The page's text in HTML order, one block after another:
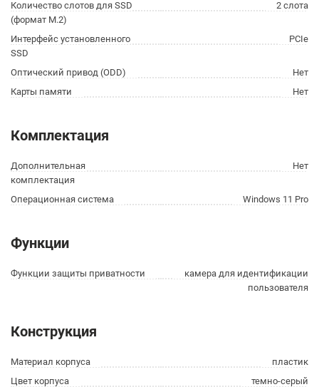
Количество слотов для SSD
(формат M.2)
2 слота
Интерфейс установленного
SSD
PCIe
Оптический привод (ODD)
Нет
Карты памяти
Нет
Комплектация
Дополнительная
комплектация
Нет
Операционная система Windows 11 Pro
Функции
Функции защиты приватности
камера для идентификации
пользователя
Конструкция
Материал корпуса
пластик
Цвет корпуса
темно-серый